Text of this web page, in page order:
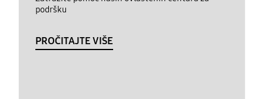
podršku
PROČITAJTE VIŠE